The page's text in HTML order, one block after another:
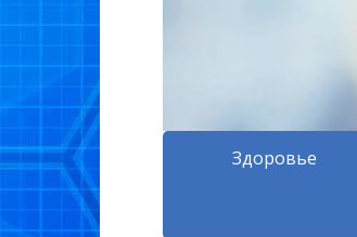
Здоровье